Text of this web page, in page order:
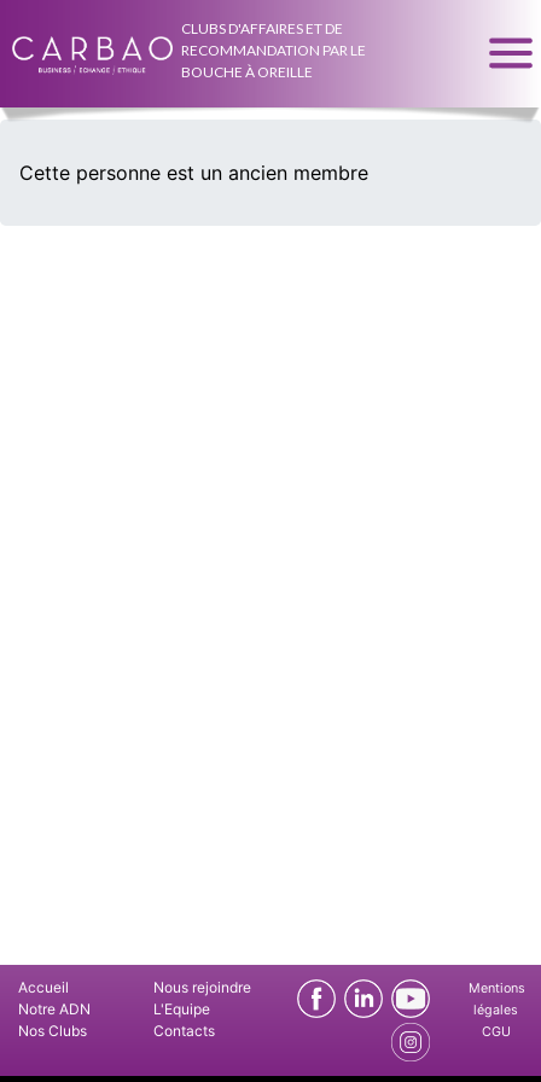
CLUBS D'AFFAIRES ET DE
RECOMMANDATION PAR LE
BOUCHE À OREILLE
Cette personne est un ancien membre
Accueil
Notre ADN
Nos Clubs
Nous rejoindre
L'Equipe
Contacts
Mentions
légales
CGU